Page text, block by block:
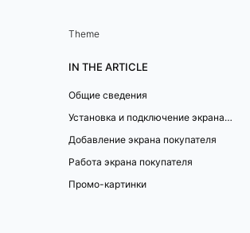
Theme
IN THE ARTICLE
Общие сведения
Установка и подключение экрана покупателя
Добавление экрана покупателя
Работа экрана покупателя
Промо-картинки